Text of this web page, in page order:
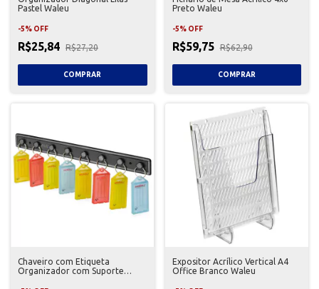
Pastel Waleu
-5% OFF
R$25,84 R$27,20
Preto Waleu
-5% OFF
R$59,75 R$62,90
Chaveiro com Etiqueta
Organizador com Suporte
Expositor Acrílico Vertical A4
Office Branco Waleu